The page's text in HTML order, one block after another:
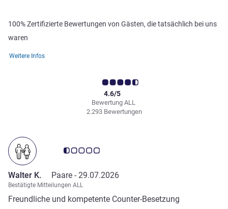
100% Zertifizierte Bewertungen von Gästen, die tatsächlich bei uns
waren
Weitere Infos
Bewertung ALL
4.6/5
2.293 Bewertungen
Note Kundenmeinungen 0.5/5
Walter K. Paare - 29.07.2026
Bestätigte Mitteilungen ALL
Freundliche und kompetente Counter-Besetzung